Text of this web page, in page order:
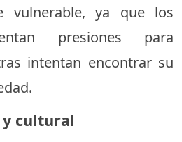
vulnerable, ya que los
presiones para
intentan encontrar su
y cultural